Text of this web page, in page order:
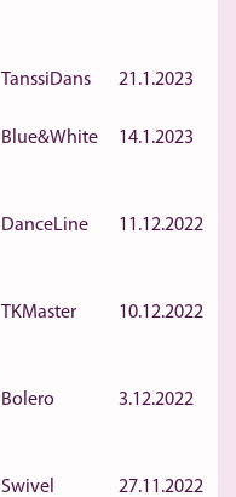
TanssiDans 21.1.2023
Blue&White 14.1.2023
DanceLine 11.12.2022
TKMaster 10.12.2022
Bolero 3.12.2022
Swivel 27.11.2022